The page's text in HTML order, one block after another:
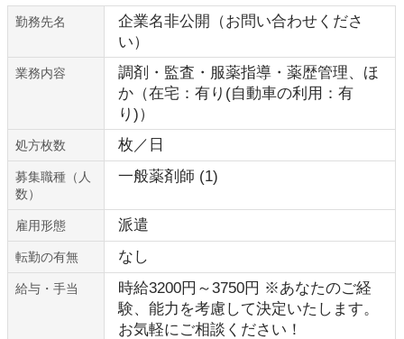
勤務先名
企業名非公開（お問い合わせくださ
い）
業務内容
調剤・監査・服薬指導・薬歴管理、ほ
か（在宅：有り(自動車の利用：有
り)）
処方枚数 枚／日
募集職種（人
数）
一般薬剤師 (1)
雇用形態 派遣
転勤の有無 なし
給与・手当
時給3200円～3750円 ※あなたのご経
験、能力を考慮して決定いたします。
お気軽にご相談ください！